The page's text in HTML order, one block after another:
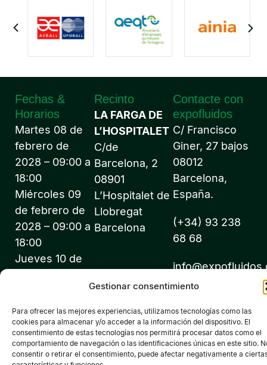
Gestionar consentimiento
Para ofrecer las mejores experiencias, utilizamos tecnologías como las
cookies para almacenar y/o acceder a la información del dispositivo. El
consentimiento de estas tecnologías nos permitirá procesar datos como el
comportamiento de navegación o las identificaciones únicas en este sitio.
consentir o retirar el consentimiento, puede afectar negativamente a
Fechas &
Horarios
Martes 08 de
febrero de
2028 – 09:00 a
18:00
Miércoles 09
de febrero de
2028 – 09:00 a
18:00
Jueves 10 de
2028 – 09:00 a
18:00
Recinto
LA FARGA DE
L’HOSPITALET
C/de
Barcelona, 2
08901
L’Hospitalet de
Llobregat
Barcelona
Contacte con
expofluidos
C/ Francisco
Giner, 27 bajos
08012
Barcelona,
España.
(+34) 93 238
68 68